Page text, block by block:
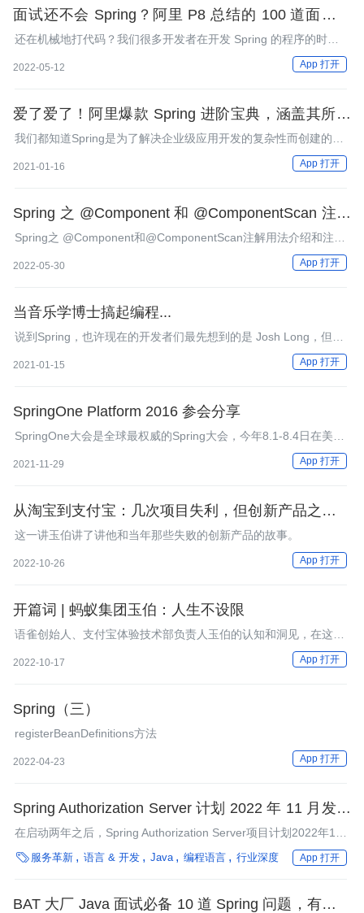
面试还不会 Spring？阿里 P8 总结的 100 道面试解
析，让你实锤面试官
还在机械地打代码？我们很多开发者在开发 Spring 的程序的时
候，很多的情况下，都是被动的接受了前辈们为我们做好的 Spring
特性案例。这样以来，确实在很大的程度上减少了我们开发的成
的横向扩展
2022-05-12 App 打开
爱了爱了！阿里爆款 Spring 进阶宝典，涵盖其所有
技术栈（源码 + 实战彻底玩转 Spring 框架）
我们都知道Spring是为了解决企业级应用开发的复杂性而创建的，
使用Spring可以让简单的JavaBean实现之前只有EB才能完成的事
情。但 Spring不仅仅局限于服务器端开发，任何Java应用都能在
对于Java的
2021-01-16 App 打开
Spring 之 @Component 和 @ComponentScan 注解
用法介绍和注意事项
Spring之 @Component和@ComponentScan注解用法介绍和注意
2022-05-30 App 打开
当音乐学博士搞起编程...
说到Spring，也许现在的开发者们最先想到的是 Josh Long，但这
2021-01-15 App 打开
SpringOne Platform 2016 参会分享
SpringOne大会是全球最权威的Spring大会，今年8.1-8.4日在美国
Las Vegas举办，阿里几位架构师参加了这次会议，在此分享给大
家一些参会的感受。
2021-11-29 App 打开
从淘宝到支付宝：几次项目失利，但创新产品之心未
死
这一讲玉伯讲了讲他和当年那些失败的创新产品的故事。
2022-10-26 App 打开
开篇词 | 蚂蚁集团玉伯：人生不设限
语雀创始人、支付宝体验技术部负责人玉伯的认知和洞见，在这个
2022-10-17 App 打开
Spring（三）
registerBeanDefinitions方法
2022-04-23 App 打开
Spring Authorization Server 计划 2022 年 11 月发布
1.0 版本
在启动两年之后，Spring Authorization Server项目计划2022年11
月份发布1.0 GA版本。
 服务革新 语言 & 开发 Java 编程语言 行业深度 App 打开
BAT 大厂 Java 面试必备 10 道 Spring 问题，有你不